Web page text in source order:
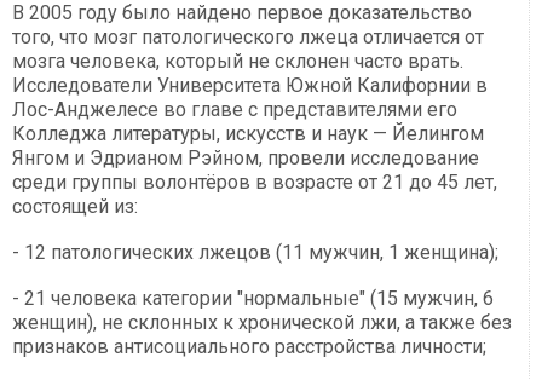
В 2005 году было найдено первое доказательство
того, что мозг патологического лжеца отличается от
мозга человека, который не склонен часто врать.
Исследователи Университета Южной Калифорнии в
Лос-Анджелесе во главе с представителями его
Колледжа литературы, искусств и наук — Йелингом
Янгом и Эдрианом Рэйном, провели исследование
среди группы волонтёров в возрасте от 21 до 45 лет,
состоящей из:
- 12 патологических лжецов (11 мужчин, 1 женщина);
- 21 человека категории "нормальные" (15 мужчин, 6
женщин), не склонных к хронической лжи, а также без
признаков антисоциального расстройства личности;